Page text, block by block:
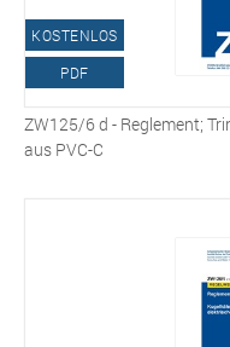
KOSTENLOS
PDF
ZW125/6 d - Reglement;
aus PVC-C